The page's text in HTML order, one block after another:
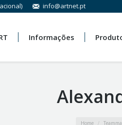
info@artnet.pt
Informações
Home